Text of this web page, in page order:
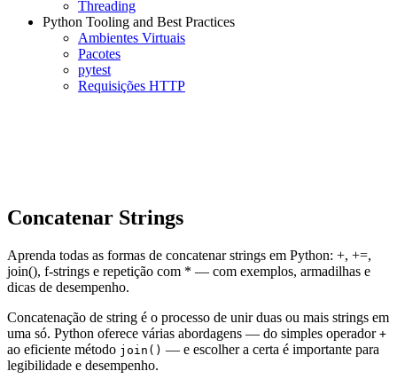
Threading
Python Tooling and Best Practices
Ambientes Virtuais
Pacotes
pytest
Requisições HTTP
Concatenar Strings
Aprenda todas as formas de concatenar strings em Python: +, +=,
join(), f-strings e repetição com * — com exemplos, armadilhas e
dicas de desempenho.
Concatenação de string é o processo de unir duas ou mais strings em
uma só. Python oferece várias abordagens — do simples operador +
ao eficiente método join() — e escolher a certa é importante para
legibilidade e desempenho.